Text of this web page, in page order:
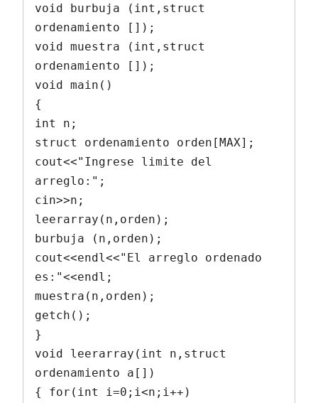
void burbuja (int,struct
ordenamiento []);
void muestra (int,struct
ordenamiento []);
void main()
{
int n;
struct ordenamiento orden[MAX];
cout<<"Ingrese limite del
arreglo:";
cin>>n;
leerarray(n,orden);
burbuja (n,orden);
cout<<endl<<"El arreglo ordenado
es:"<<endl;
muestra(n,orden);
getch();
}
void leerarray(int n,struct
ordenamiento a[])
{ for(int i=0;i<n;i++)